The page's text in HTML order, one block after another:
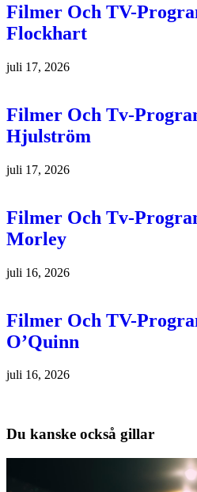
Filmer Och TV-
Flockhart
juli 17, 2026
Filmer Och Tv-
Hjulström
juli 17, 2026
Filmer Och Tv-
Morley
juli 16, 2026
Filmer Och TV-
O’Quinn
juli 16, 2026
Du kanske också gillar